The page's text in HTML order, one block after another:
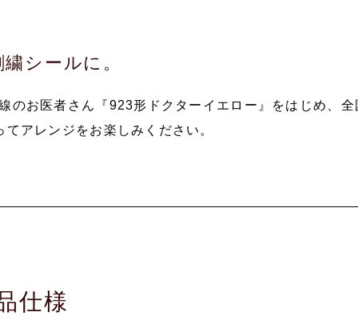
シールに。
のお医者さん『923形ドクターイエロー』をはじめ、全
アレンジをお楽しみください。
仕様